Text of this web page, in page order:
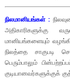
நிலமானியங்கள் :
அதிகாரிகளுக்கு
மானியங்களையும்
நிலத்தை சாகுபடி
பெரும்பாலும்
குடியானவர்களுக்குக்